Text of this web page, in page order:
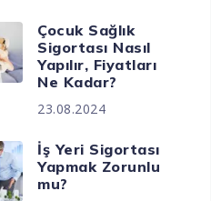
Çocuk Sağlık
Sigortası Nasıl
Yapılır, Fiyatları
Ne Kadar?
23.08.2024
İş Yeri Sigortası
Yapmak Zorunlu
mu?